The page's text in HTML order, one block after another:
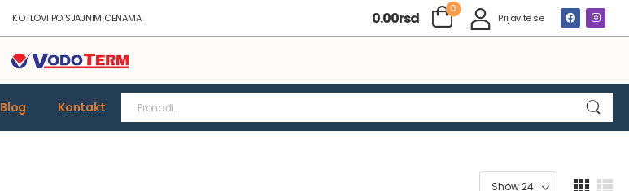
KOTLOVI PO SJAJNIM CENAMA 0.00rsd
0
Prijavite se
Blog Kontakt